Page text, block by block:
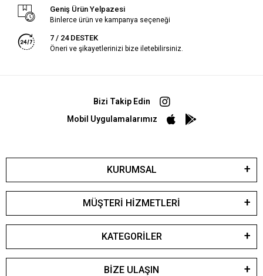
Geniş Ürün Yelpazesi
Binlerce ürün ve kampanya seçeneği
7 / 24 DESTEK
Öneri ve şikayetlerinizi bize iletebilirsiniz.
Bizi Takip Edin
Mobil Uygulamalarımız
KURUMSAL
MÜŞTERİ HİZMETLERİ
KATEGORİLER
BİZE ULAŞIN